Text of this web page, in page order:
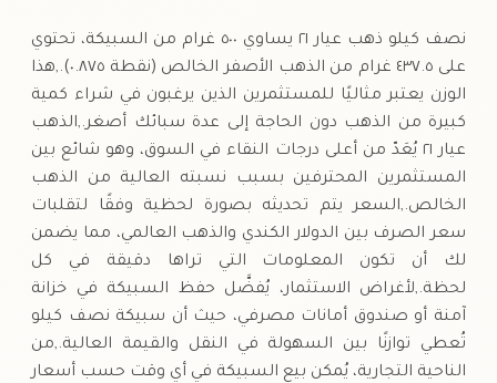
نصف كيلو ذهب عيار ٢١ يساوي ٥٠٠ غرام من السبيكة، تحتوي
على ٤٣٧.٥ غرام من الذهب الأصفر الخالص (نقطة ٠.٨٧٥).,هذا
الوزن يعتبر مثاليًا للمستثمرين الذين يرغبون في شراء كمية
كبيرة من الذهب دون الحاجة إلى عدة سبائك أصغر.,الذهب
عيار ٢١ يُعَدّ من أعلى درجات النقاء في السوق، وهو شائع بين
المستثمرين المحترفين بسبب نسبته العالية من الذهب
الخالص.,السعر يتم تحديثه بصورة لحظية وفقًا لتقلبات
سعر الصرف بين الدولار الكندي والذهب العالمي، مما يضمن
لك أن تكون المعلومات التي تراها دقيقة في كل
لحظة.,لأغراض الاستثمار، يُفضَّل حفظ السبيكة في خزانة
آمنة أو صندوق أمانات مصرفي، حيث أن سبيكة نصف كيلو
تُعطي توازنًا بين السهولة في النقل والقيمة العالية.,من
الناحية التجارية، يُمكن بيع السبيكة في أي وقت حسب أسعار